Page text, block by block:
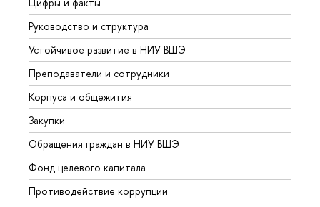
Руководство и структура
Устойчивое развитие в НИУ ВШЭ
Преподаватели и сотрудники
Корпуса и общежития
Закупки
Обращения граждан в НИУ ВШЭ
Фонд целевого капитала
Противодействие коррупции